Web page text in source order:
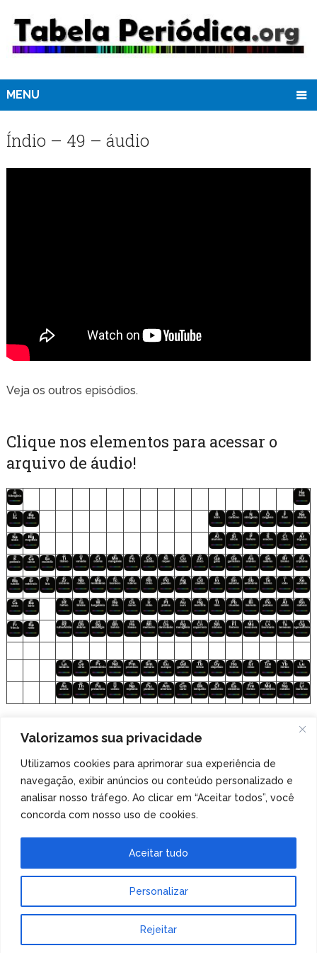
Valorizamos sua privacidade
Utilizamos cookies para aprimorar sua experiência de
navegação, exibir anúncios ou conteúdo personalizado e
analisar nosso tráfego. Ao clicar em “Aceitar todos”, você
concorda com nosso uso de cookies.
Personalizar
Rejeitar
Aceitar tudo
MENU
Índio – 49 – áudio
Veja os outros episódios.
Clique nos elementos para acessar o
arquivo de áudio!
Clique nos elementos para acessar o
arquivo de áudio!
Veja tambémnossa coleção de tabelas periódicas
especiais!
Tabela PeriódicaCopyright © 2026.
Tema de MyThemeShop